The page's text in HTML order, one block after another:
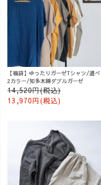
【福袋】ゆったりガーゼTシャツ/選べ
2カラー/知多木綿ダブルガーゼ
14,520円(税込)
13,970円(税込)